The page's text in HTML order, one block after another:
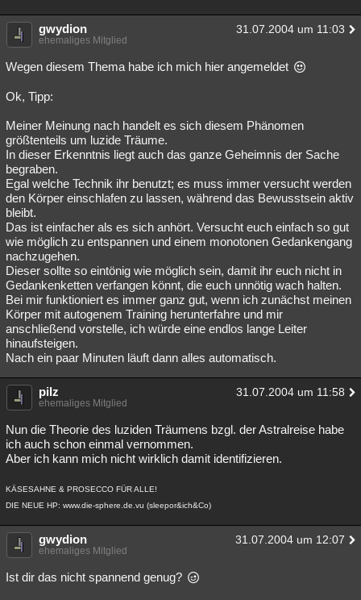
gwydion 31.07.2004 um 11:03
ehemaliges Mitglied
Wegen diesem Thema habe ich mich hier angemeldet
Ok, Tipp:
Meiner Meinung nach handelt es sich diesem Phänomen
größtenteils um luzide Träume.
In dieser Erkenntnis liegt auch das ganze Geheimnis der Sache
begraben.
Egal welche Technik ihr benutzt; es muss immer versucht werden
den Körper einschlafen zu lassen, während das Bewusstsein aktiv
bleibt.
Das ist einfacher als es sich anhört. Versucht euch einfach so gut
wie möglich zu entspannen und einem monotonen Gedankengang
nachzugehen.
Dieser sollte so eintönig wie möglich sein, damit ihr euch nicht in
Gedankenketten verfangen könnt, die euch unnötig wach halten.
Bei mir funktioniert es immer ganz gut, wenn ich zunächst meinen
Körper mit autogenem Training herunterfahre und mir
anschließend vorstelle, ich würde eine endlos lange Leiter
hinaufsteigen.
Nach ein paar Minuten läuft dann alles automatisch.
pilz 31.07.2004 um 11:58
ehemaliges Mitglied
Nun die Theorie des luziden Träumens bzgl. der Astralreise habe
ich auch schon einmal vernommen.
Aber ich kann mich nicht wirklich damit identifizieren.
KÄSESAHNE & PROSECCO FÜR ALLE!
DIE NEUE HP: www.die-sphere.de.vu (sleepor&ich&Co)
gwydion 31.07.2004 um 12:07
ehemaliges Mitglied
Ist dir das nicht spannend genug?